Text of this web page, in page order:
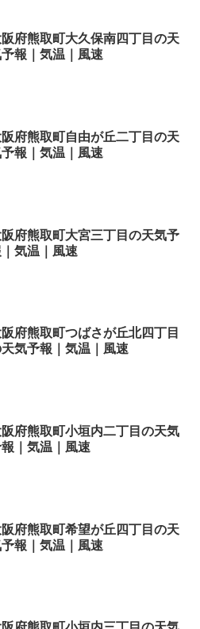
阪府熊取町大久保南四丁目の天
報｜気温｜風速
阪府熊取町自由が丘二丁目の天
報｜気温｜風速
阪府熊取町大宮三丁目の天気予
気温｜風速
府熊取町つばさが丘北四丁目
気予報｜気温｜風速
阪府熊取町小垣内二丁目の天気
｜気温｜風速
阪府熊取町希望が丘四丁目の天
報｜気温｜風速